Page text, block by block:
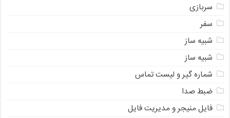
سربازی
سفر
شبیه ساز
شبیه ساز
شماره گیر و لیست تماس
ضبط صدا
فایل منیجر و مدیریت فایل